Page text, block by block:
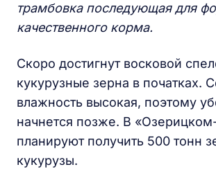
трамбовка последующая для
качественного корма.
Скоро достигнут восковой
кукурузные зерна в початках.
влажность высокая, поэтому
начнется позже. В
планируют получить 500 тонн
кукурузы.